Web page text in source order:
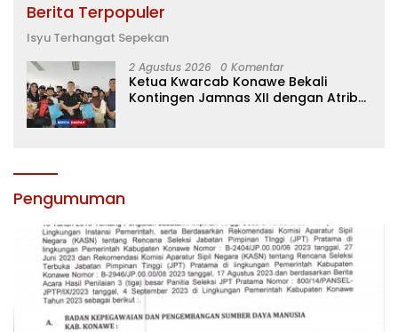
Berita Terpopuler
Isyu Terhangat Sepekan
2 Agustus 2026 0 Komentar
Ketua Kwarcab Konawe Bekali
Kontingen Jamnas XII dengan Atribut
Pengumuman